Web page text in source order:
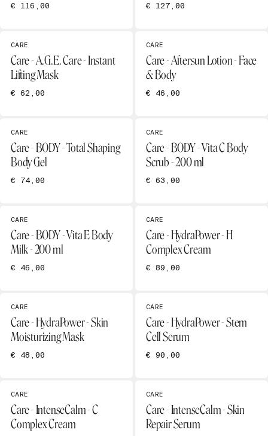
€ 116,00 € 127,00
CARE
Care - A.G.E. Care - Instant
Lifting Mask
€ 62,00
CARE
Care - Aftersun Lotion - Face
& Body
€ 46,00
CARE
Care - BODY - Total Shaping
Body Gel
€ 74,00
CARE
Care - BODY - Vita C Body
Scrub - 200 ml
€ 63,00
CARE
Care - BODY - Vita E Body
Milk - 200 ml
€ 46,00
CARE
Care - HydraPower - H
Complex Cream
€ 89,00
CARE
Care - HydraPower - Skin
Moisturizing Mask
€ 48,00
CARE
Care - HydraPower - Stem
Cell Serum
€ 90,00
CARE
Care - IntenseCalm - C
Complex Cream
CARE
Care - IntenseCalm - Skin
Repair Serum